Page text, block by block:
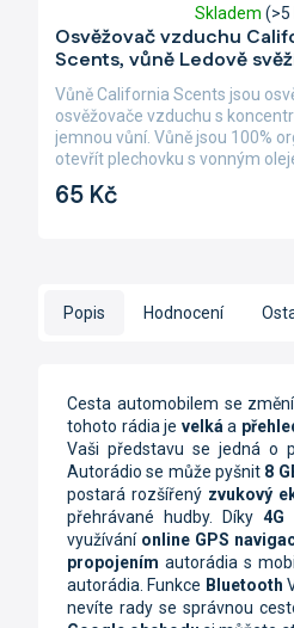
Osvěžovač vzduchu
Scents, vůně Ledově
hodnocení
produktu
je
z
5
Skladem (>5
65 Kč
Vůně California Scents jsou
osvěžovače vzduchu s
jemnou vůní. Vůně jsou 100%
otevřít plechovku s vonným
Scents,...
Popis
Hodnocení
Cesta automobilem se
tohoto rádia je velkáa
Vaši představu se jedná o
Autorádio se může pyšnit 8
postará rozšířený zvukový
přehrávané hudby.
Díky4G
využívání online GPS
propojením autorádia s
autorádia. Funkce Bluetooth
nevíte rady se správnou